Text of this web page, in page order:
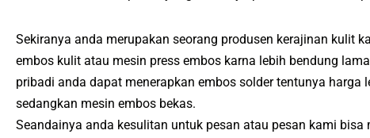
Sekiranya anda merupakan seorang produsen kerajinan kulit
embos kulit atau mesin press embos karna lebih bendung
pribadi anda dapat menerapkan embos solder tentunya harga
sedangkan mesin embos bekas.
Seandainya anda kesulitan untuk pesan atau pesan kami